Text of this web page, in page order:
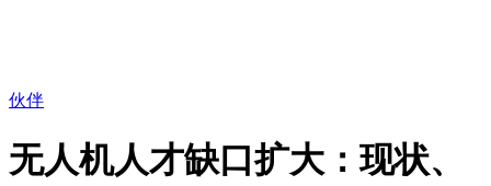
伙伴
无人机人才缺口扩大：现状、